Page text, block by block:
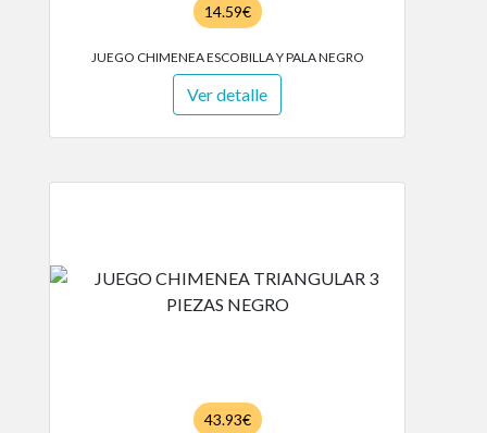
14.59€
JUEGO CHIMENEA ESCOBILLA Y PALA NEGRO
Ver detalle
43.93€